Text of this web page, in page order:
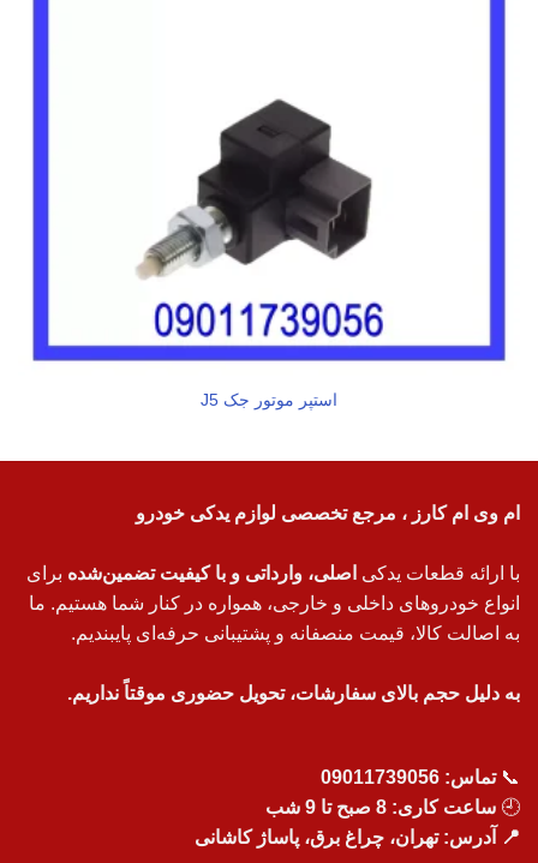
استپر موتور جک J5
ام وی ام کارز ، مرجع تخصصی لوازم یدکی خودرو
با ارائه قطعات یدکی اصلی، وارداتی و با کیفیت تضمین‌شده برای
انواع خودروهای داخلی و خارجی، همواره در کنار شما هستیم. ما
به اصالت کالا، قیمت منصفانه و پشتیبانی حرفه‌ای پایبندیم.
به دلیل حجم بالای سفارشات، تحویل حضوری موقتاً نداریم.
📞تماس: 09011739056
🕘 ساعت کاری: 8 صبح تا 9 شب
📍 آدرس: تهران، چراغ برق، پاساژ کاشانی